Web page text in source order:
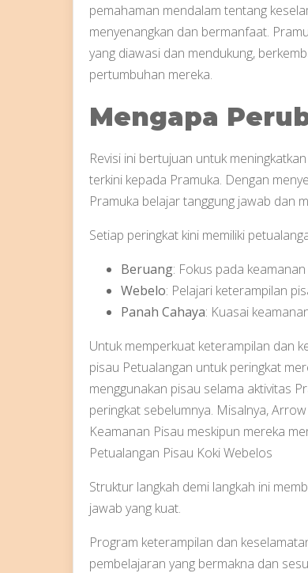
pemahaman mendalam tentang
menyenangkan dan bermanfaat.
yang diawasi dan mendukung,
pertumbuhan mereka.
Mengapa
Revisi ini bertujuan untuk
terkini kepada Pramuka. Dengan
Pramuka belajar tanggung jawab dan
Setiap peringkat kini memiliki
Beruang: Fokus pada
Webelo: Pelajari keterampilan
Panah Cahaya: Kuasai
Untuk memperkuat keterampilan dan
pisau Petualangan untuk peringkat
menggunakan pisau selama aktivitas
peringkat sebelumnya. Misalnya,
Keamanan Pisau meskipun mereka
Petualangan Pisau Koki Webelos
Struktur langkah demi langkah ini
jawab yang kuat.
Program keterampilan dan
pembelajaran yang bermakna dan